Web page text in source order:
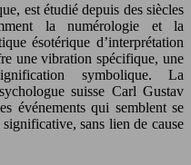
est étudié depuis des siècles
la numérologie et la
ésotérique d’interprétation
une vibration spécifique, une
symbolique. La
suisse Carl Gustav
événements qui semblent se
sans lien de cause